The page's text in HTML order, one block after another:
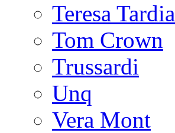
Teresa Tardia
Tom Crown
Trussardi
Unq
Vera Mont